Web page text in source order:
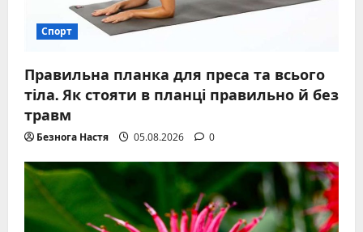
Спорт
Правильна планка для преса та всього
тіла. Як стояти в планці правильно й без
травм
Безнога Настя 05.08.2026 0